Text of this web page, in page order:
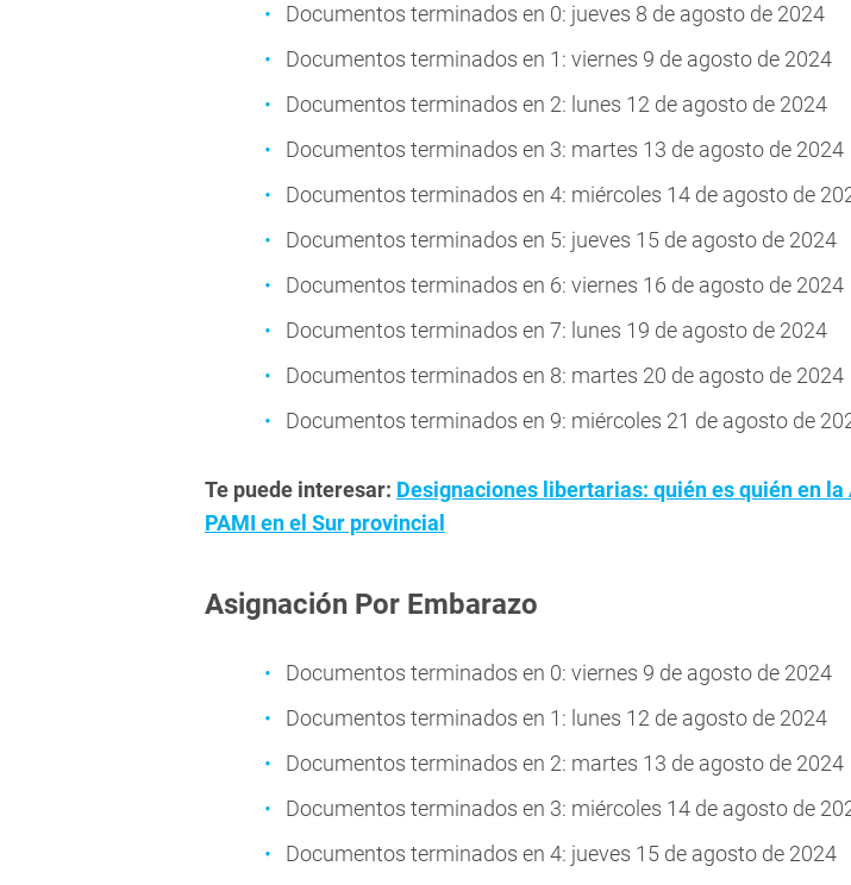
Documentos terminados en 0: jueves 8 de agosto de 2024
Documentos terminados en 1: viernes 9 de agosto de 2024
Documentos terminados en 2: lunes 12 de agosto de 2024
Documentos terminados en 3: martes 13 de agosto de 2024
Documentos terminados en 4: miércoles 14 de agosto de
Documentos terminados en 5: jueves 15 de agosto de 2024
Documentos terminados en 6: viernes 16 de agosto de 2024
Documentos terminados en 7: lunes 19 de agosto de 2024
Documentos terminados en 8: martes 20 de agosto de 2024
Documentos terminados en 9: miércoles 21 de agosto de
Te puede interesar: Designaciones libertarias: quién es quién en la
PAMI en el Sur provincial
Asignación Por Embarazo
Documentos terminados en 0: viernes 9 de agosto de 2024
Documentos terminados en 1: lunes 12 de agosto de 2024
Documentos terminados en 2: martes 13 de agosto de 2024
Documentos terminados en 3: miércoles 14 de agosto de
Documentos terminados en 4: jueves 15 de agosto de 2024